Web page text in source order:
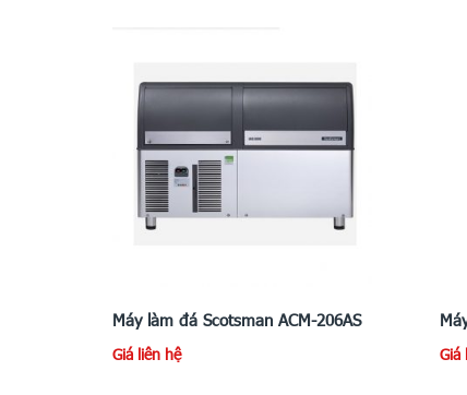
Máy làm đá Scotsman ACM-206AS
Giá liên hệ Giá